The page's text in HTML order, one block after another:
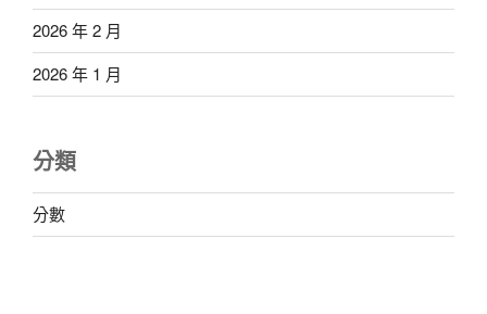
2026 年 2 月
2026 年 1 月
分類
分數